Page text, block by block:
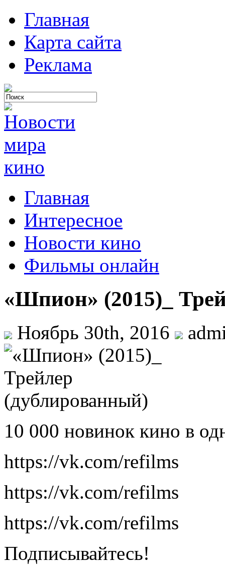
Главная
Карта сайта
Реклама
Главная
Интересное
Новости кино
Фильмы онлайн
«Шпион» (2015)_
Ноябрь 30th, 2016
10 000 новинок кино в
https://vk.com/refilms
https://vk.com/refilms
https://vk.com/refilms
Подписывайтесь!